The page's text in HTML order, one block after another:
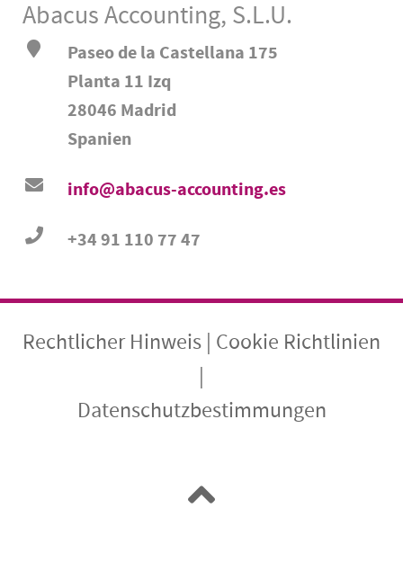
Abacus Accounting, S.L.U.
Paseo de la Castellana 175
Planta 11 Izq
28046 Madrid
Spanien
info@abacus-accounting.es
+34 91 110 77 47
Rechtlicher Hinweis
Cookie Richtlinien
Datenschutzbestimmungen